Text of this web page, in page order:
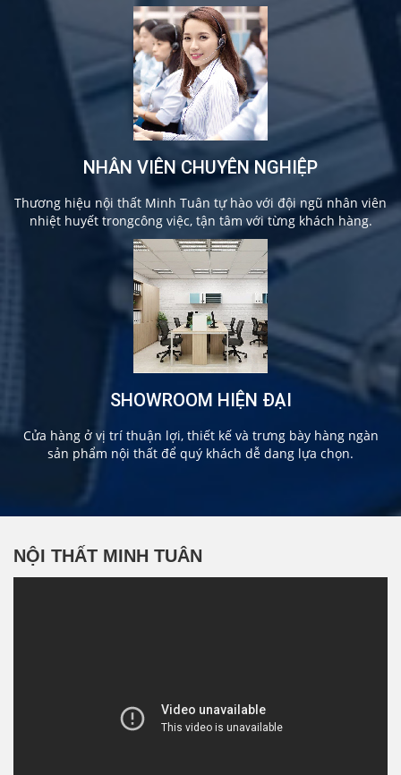
NHÂN VIÊN CHUYÊN NGHIỆP
Thương hiệu nội thất Minh Tuân tự hào với đội ngũ nhân viên
nhiệt huyết trongcông việc, tận tâm với từng khách hàng.
SHOWROOM HIỆN ĐẠI
Cửa hàng ở vị trí thuận lợi, thiết kế và trưng bày hàng ngàn
sản phẩm nội thất để quý khách dễ dang lựa chọn.
NỘI THẤT MINH TUÂN